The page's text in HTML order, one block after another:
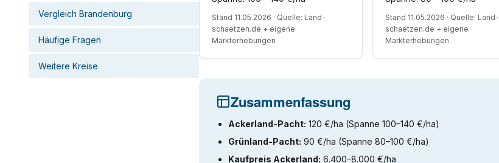
Vergleich Brandenburg
Häufige Fragen
Weitere Kreise
Stand 11.05.2026 · Quelle: Land-
schaetzen.de + eigene
Markterhebungen
Stand 11.05.2026 · Quelle: Land-
schaetzen.de + eigene
Markterhebungen
Zusammenfassung
Ackerland-Pacht: 120 €/ha (Spanne 100–140 €/ha)
Grünland-Pacht: 90 €/ha (Spanne 80–100 €/ha)
Kaufpreis Ackerland: 6.400–8.000 €/ha